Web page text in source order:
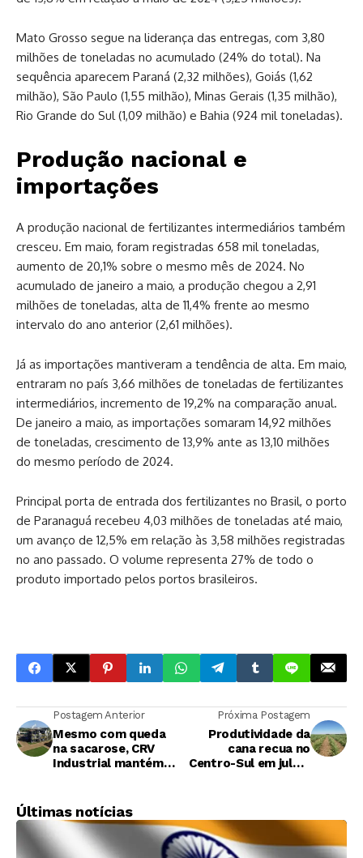
Mato Grosso segue na liderança das entregas, com 3,80
milhões de toneladas no acumulado (24% do total). Na
sequência aparecem Paraná (2,32 milhões), Goiás (1,62
milhão), São Paulo (1,55 milhão), Minas Gerais (1,35 milhão),
Rio Grande do Sul (1,09 milhão) e Bahia (924 mil toneladas).
Produção nacional e
importações
A produção nacional de fertilizantes intermediários também
cresceu. Em maio, foram registradas 658 mil toneladas,
aumento de 20,1% sobre o mesmo mês de 2024. No
acumulado de janeiro a maio, a produção chegou a 2,91
milhões de toneladas, alta de 11,4% frente ao mesmo
intervalo do ano anterior (2,61 milhões).
Já as importações mantiveram a tendência de alta. Em maio,
entraram no país 3,66 milhões de toneladas de fertilizantes
intermediários, incremento de 19,2% na comparação anual.
De janeiro a maio, as importações somaram 14,92 milhões
de toneladas, crescimento de 13,9% ante as 13,10 milhões
do mesmo período de 2024.
Principal porta de entrada dos fertilizantes no Brasil, o porto
de Paranaguá recebeu 4,03 milhões de toneladas até maio,
um avanço de 12,5% em relação às 3,58 milhões registradas
no ano passado. O volume representa 27% de todo o
produto importado pelos portos brasileiros.
Postagem Anterior
Mesmo com queda
na sacarose, CRV
Industrial mantém
com inovação e
eficiência
Próxima Postagem
Produtividade da
cana recua no
Centro-Sul em julho,
Últimas notícias